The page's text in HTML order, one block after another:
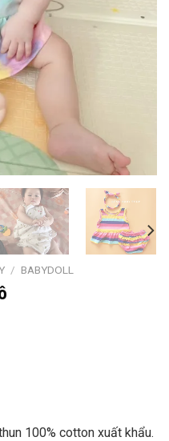
/ BABYDOLL
100% cotton xuất khẩu.